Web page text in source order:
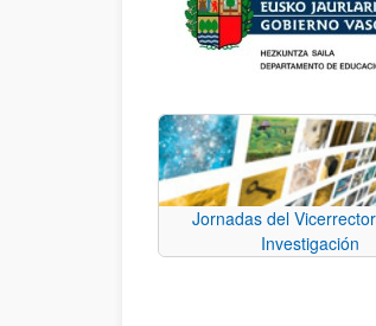
Jornadas del
Investigación